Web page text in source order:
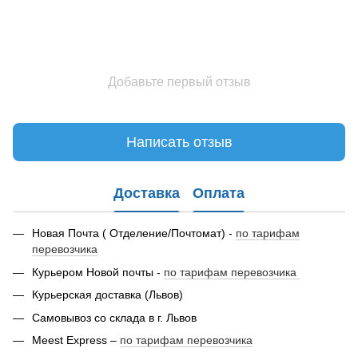
Добавьте первый отзыв
Написать отзыв
Доставка Оплата
Новая Почта ( Отделение/Почтомат) - по тарифам
перевозчика
Курьером Новой почты - по тарифам перевозчика
Курьерская доставка (Львов)
Самовывоз со склада в г. Львов
Meest Express – по тарифам перевозчика